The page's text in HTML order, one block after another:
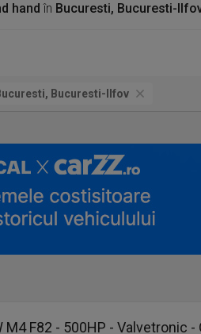
hand în Bucuresti, Bucuresti-
Bucuresti-Ilfov
M4 F82 - 500HP - Valvetronic -